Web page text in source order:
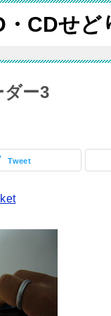
CDせど
ダー3
Tweet